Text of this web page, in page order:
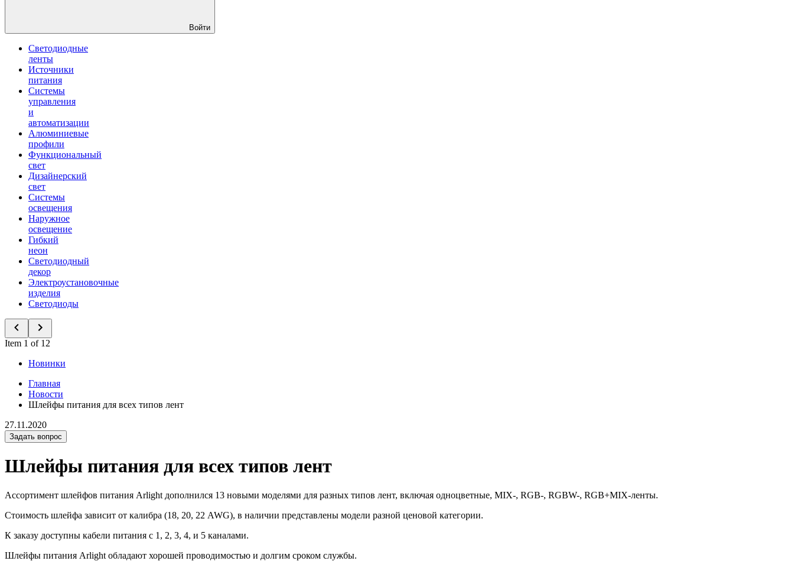
Войти
Светодиодные
ленты
Источники
питания
Системы
управления
и
автоматизации
Алюминиевые
профили
Функциональный
свет
Дизайнерский
свет
Системы
освещения
Наружное
освещение
Гибкий
неон
Светодиодный
декор
Электроустановочные
изделия
Светодиоды
Item 1 of 12
Новинки
Главная
Новости
Шлейфы питания для всех типов лент
27.11.2020
Задать вопрос
Шлейфы питания для всех типов лент
Ассортимент шлейфов питания Arlight дополнился 13 новыми моделями для разных типов лент, включая одноцветные, MIX-, RGB-, RGBW-, RGB+MIX-ленты.
Стоимость шлейфа зависит от калибра (18, 20, 22 AWG), в наличии представлены модели разной ценовой категории.
К заказу доступны кабели питания с 1, 2, 3, 4, и 5 каналами.
Шлейфы питания Arlight обладают хорошей проводимостью и долгим сроком службы.